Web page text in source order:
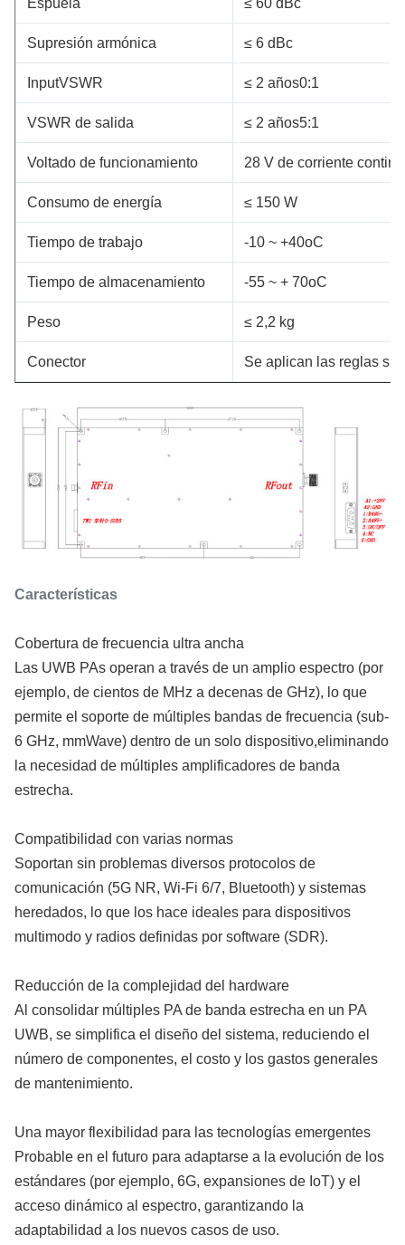
Espuela ≤ 60 dBc
Supresión armónica ≤ 6 dBc
InputVSWR ≤ 2 años0:1
VSWR de salida ≤ 2 años5:1
Voltado de funcionamiento 28 V de corriente
Consumo de energía ≤ 150 W
Tiempo de trabajo -10 ~ +40oC
Tiempo de almacenamiento -55 ~ + 70oC
Peso ≤ 2,2 kg
Conector Se aplican las reglas
Características
Cobertura de frecuencia ultra ancha
Las UWB PAs operan a través de un amplio espectro (por
ejemplo, de cientos de MHz a decenas de GHz), lo que
permite el soporte de múltiples bandas de frecuencia (sub-
6 GHz, mmWave) dentro de un solo dispositivo,eliminando
la necesidad de múltiples amplificadores de banda
estrecha.
Compatibilidad con varias normas
Soportan sin problemas diversos protocolos de
comunicación (5G NR, Wi-Fi 6/7, Bluetooth) y sistemas
heredados, lo que los hace ideales para dispositivos
multimodo y radios definidas por software (SDR).
Reducción de la complejidad del hardware
Al consolidar múltiples PA de banda estrecha en un PA
UWB, se simplifica el diseño del sistema, reduciendo el
número de componentes, el costo y los gastos generales
de mantenimiento.
Una mayor flexibilidad para las tecnologías emergentes
Probable en el futuro para adaptarse a la evolución de los
estándares (por ejemplo, 6G, expansiones de IoT) y el
acceso dinámico al espectro, garantizando la
adaptabilidad a los nuevos casos de uso.